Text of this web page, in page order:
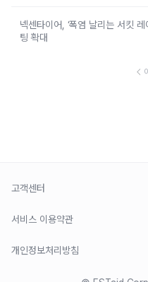
넥센타이어, ‘폭염 날리는 서킷
팅 확대
고객센터
서비스 이용약관
개인정보처리방침